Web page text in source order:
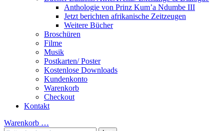
Anthologie von Prinz Kum’a Ndumbe III
Jetzt berichten afrikanische Zeitzeugen
Weitere Bücher
Broschüren
Filme
Musik
Postkarten/ Poster
Kostenlose Downloads
Kundenkonto
Warenkorb
Checkout
Kontakt
Warenkorb …